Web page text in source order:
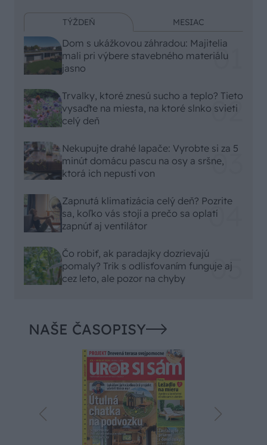
TÝŽDEŇ MESIAC
Dom s ukážkovou záhradou: Majitelia
mali pri výbere stavebného materiálu
jasno
Trvalky, ktoré znesú sucho a teplo? Tieto
vysaďte na miesta, na ktoré slnko svieti
celý deň
Nekupujte drahé lapače: Vyrobte si za 5
minút domácu pascu na osy a sršne,
ktorá ich nepustí von
Zapnutá klimatizácia celý deň? Pozrite
sa, koľko vás stojí a prečo sa oplatí
zapnúť aj ventilátor
Čo robiť, ak paradajky dozrievajú
pomaly? Trik s odlisťovaním funguje aj
cez leto, ale pozor na chyby
NAŠE ČASOPISY